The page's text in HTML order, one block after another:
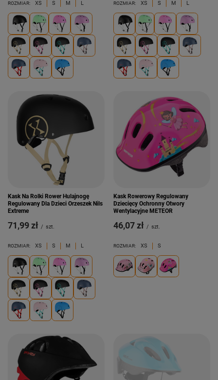
ROZMIAR: XS S M L ROZMIAR: XS S M L
Kask Na Rolki Rower Hulajnogę
Regulowany Dla Dzieci Orzeszek Nils
Extreme
71,99 zł / szt.
ROZMIAR: XS S M L
Kask Rowerowy Regulowany
Dziecięcy Ochronny Otwory
Wentylacyjne METEOR
46,07 zł / szt.
ROZMIAR: XS S